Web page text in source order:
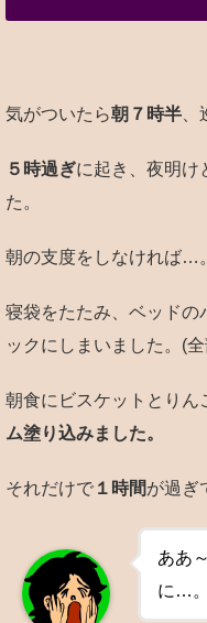
気がついたら朝７時半
５時過ぎに起き、夜明け
た。
朝の支度をしなければ…。
寝袋をたたみ、ベッドの
ックにしまいました。(
朝食にビスケットとりん
ム塗り込みました。
それだけで １時間が過ぎ
ああ
に…。